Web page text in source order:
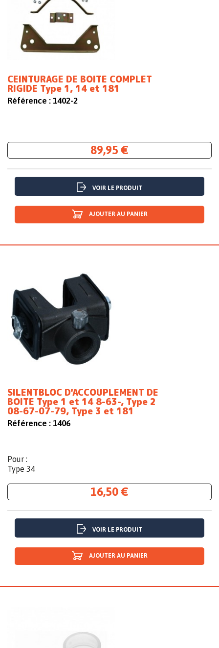
CEINTURAGE DE BOITE COMPLET
RIGIDE Type 1, 14 et 181
Référence : 1402-2
89,95 €
VOIR LE PRODUIT
AJOUTER AU PANIER
SILENTBLOC D'ACCOUPLEMENT DE
BOITE Type 1 et 14 8-63-, Type 2
08-67-07-79, Type 3 et 181
Référence : 1406
Pour :
Type 34
16,50 €
VOIR LE PRODUIT
AJOUTER AU PANIER